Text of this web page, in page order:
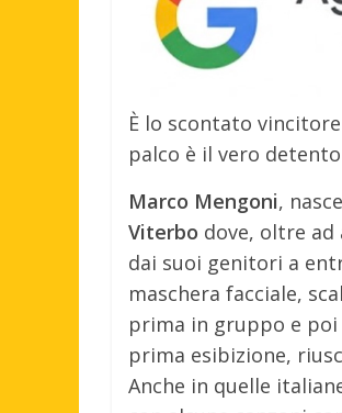
È lo scontato
palco è il vero
Marco Mengoni,
Viterbo dove, oltre
dai suoi genitori a
maschera facciale,
prima in gruppo e poi
prima esibizione,
Anche in quelle